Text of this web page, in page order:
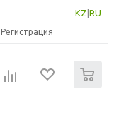
KZ RU
Регистрация